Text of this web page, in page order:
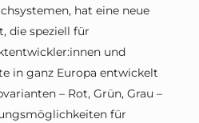
hat eine neue
die speziell für
und
in ganz Europa entwickelt
– Rot, Grün, Grau –
für